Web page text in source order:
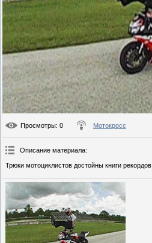
Просмотры: 0 Мотокросс
Описание материала:
Трюки мотоциклистов достойны книги рекордов.